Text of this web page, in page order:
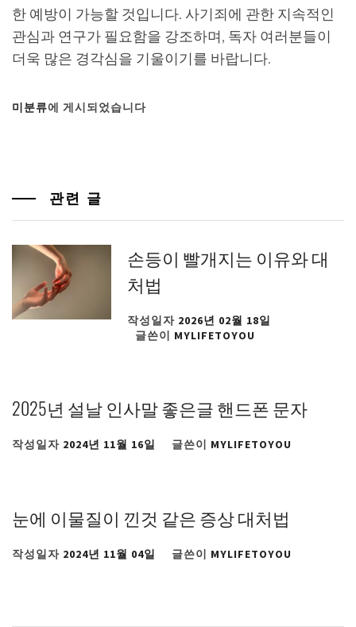
한 예방이 가능할 것입니다. 사기죄에 관한 지속적인
관심과 연구가 필요함을 강조하며, 독자 여러분들이
더욱 많은 경각심을 기울이기를 바랍니다.
미분류에 게시되었습니다
관련 글
손등이 빨개지는 이유와 대
처법
작성일자 2026년 02월 18일
글쓴이 MYLIFETOYOU
2025년 설날 인사말 좋은글 핸드폰 문자
작성일자 2024년 11월 16일 글쓴이 MYLIFETOYOU
눈에 이물질이 낀것 같은 증상 대처법
작성일자 2024년 11월 04일 글쓴이 MYLIFETOYOU